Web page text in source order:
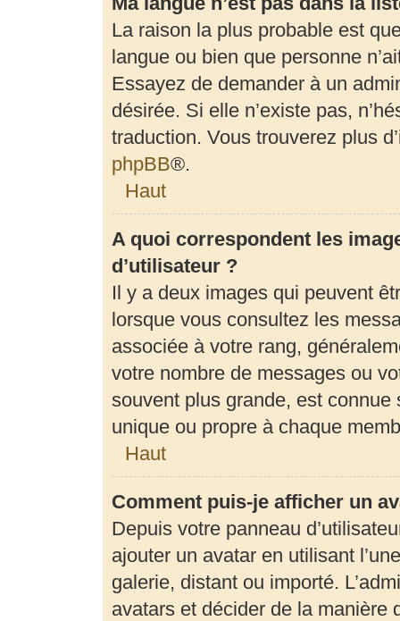
La raison la plus probable est
langue ou bien que personne
Essayez de demander à un
désirée. Si elle n’existe pas,
traduction. Vous trouverez plus
phpBB®.
Haut
A quoi correspondent les
d’utilisateur ?
Il y a deux images qui peuvent
lorsque vous consultez les
associée à votre rang,
votre nombre de messages ou
souvent plus grande, est connue
unique ou propre à chaque
Haut
Comment puis-je afficher un
Depuis votre panneau
ajouter un avatar en utilisant
galerie, distant ou importé.
avatars et décider de la manière